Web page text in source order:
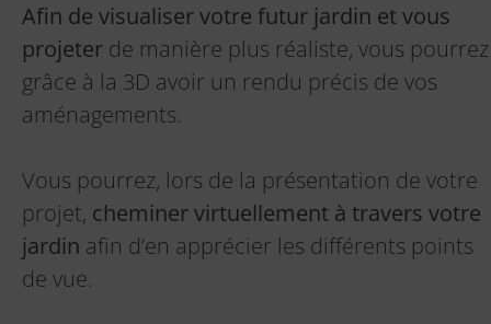
Afin de visualiser votre futur jardin et vous
projeter de manière plus réaliste, vous pourrez
grâce à la 3D avoir un rendu précis de vos
aménagements.
Vous pourrez, lors de la présentation de votre
projet, cheminer virtuellement à travers votre
jardin afin d’en apprécier les différents points
de vue.